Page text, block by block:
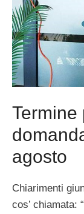
Termine
agosto
Chiarimenti
cos’ chiamata: “